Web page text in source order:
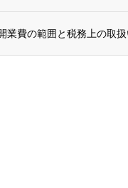
業費の範囲と税務上の取